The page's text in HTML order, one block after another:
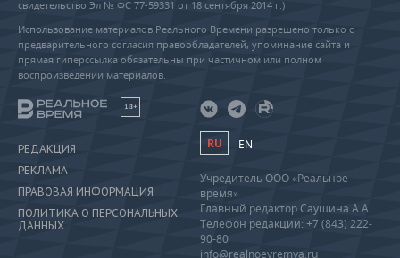
свидетельство Эл № ФС 77-59331 от 18 сентября 2014 г.)
Использование материалов Реального Времени разрешено только с
предварительного согласия правообладателей, упоминание сайта и
прямая гиперссылка обязательны при частичном или полном
воспроизведении материалов.
18+
РЕДАКЦИЯ
РЕКЛАМА
ПРАВОВАЯ ИНФОРМАЦИЯ
ПОЛИТИКА О ПЕРСОНАЛЬНЫХ
ДАННЫХ
RU EN
Учредитель ООО «Реальное
время»
Главный редактор Саушина А.А.
Телефон редакции: +7 (843) 222-
90-80
info@realnoevremya.ru